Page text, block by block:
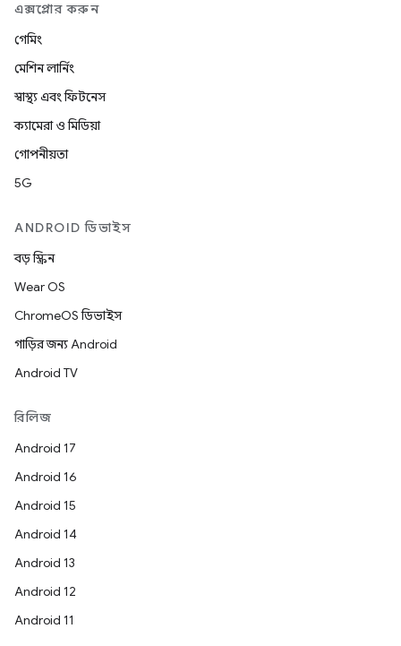
এক্সপ্লোর করুন
গেমিং
মেশিন লার্নিং
স্বাস্থ্য এবং ফিটনেস
ক্যামেরা ও মিডিয়া
গোপনীয়তা
5G
ANDROID ডিভাইস
বড় স্ক্রিন
Wear OS
ChromeOS ডিভাইস
গাড়ির জন্য Android
Android TV
রিলিজ
Android 17
Android 16
Android 15
Android 14
Android 13
Android 12
Android 11